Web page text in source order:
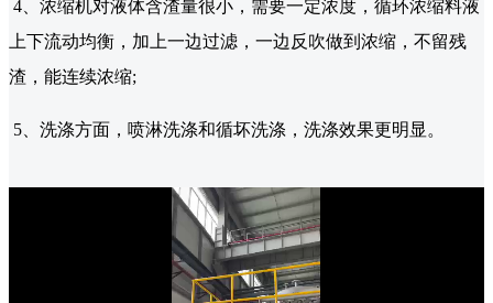
4、浓缩机对液体含渣量很小，需要一定浓度，循环浓缩料液
上下流动均衡，加上一边过滤，一边反吹做到浓缩，不留残
渣，能连续浓缩;
5、洗涤方面，喷淋洗涤和循坏洗涤，洗涤效果更明显。